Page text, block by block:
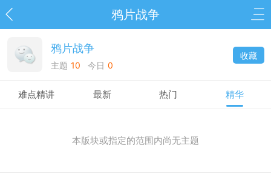
鸦片战争
鸦片战争
主题 10 今日 0
收藏
难点精讲 最新 热门 精华
本版块或指定的范围内尚无主题